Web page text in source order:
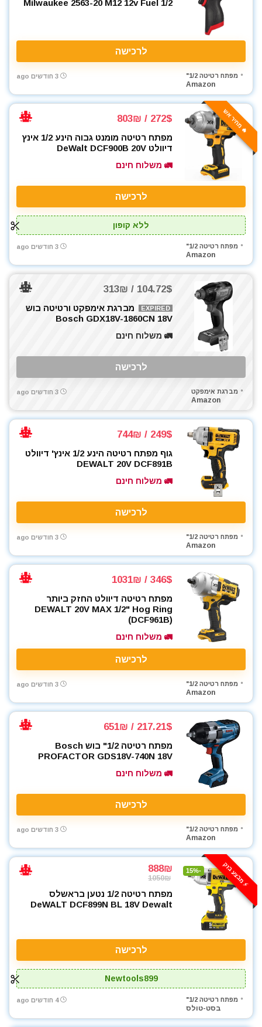
Milwaukee 2563-20 M12 12v Fuel 1/2
לרכישה
מפתח רטיטה 1/2"
Amazon
3 חודשים ago
🔥 מחיר אש 272$ / 803₪
מפתח רטיטה מומנט גבוה הינע 1/2 אינץ
דיוולט DeWalt DCF900B 20V
🚛 משלוח חינם
לרכישה
ללא קופון
מפתח רטיטה 1/2"
Amazon
3 חודשים ago
104.72$ / 313₪
EXPIRED
מברגת אימפקט ורטיטה בוש
Bosch GDX18V-1860CN 18V
🚛 משלוח חינם
לרכישה
מברגת אימפקט
Amazon
3 חודשים ago
249$ / 744₪
גוף מפתח רטיטה הינע 1/2 אינץ' דיוולט
DEWALT 20V DCF891B
🚛 משלוח חינם
לרכישה
מפתח רטיטה 1/2"
Amazon
3 חודשים ago
346$ / 1031₪
מפתח רטיטה דיוולט החזק ביותר
DEWALT 20V MAX 1/2" Hog Ring
(DCF961B)
🚛 משלוח חינם
לרכישה
מפתח רטיטה 1/2"
Amazon
3 חודשים ago
217.21$ / 651₪
מפתח רטיטה 1/2" בוש Bosch
PROFACTOR GDS18V-740N 18V
🚛 משלוח חינם
לרכישה
מפתח רטיטה 1/2"
Amazon
3 חודשים ago
⚡️ מבצע בזק -15%
888₪
1050₪
מפתח רטיטה 1/2 נטען בראשלס
DeWALT DCF899N BL 18V Dewalt
לרכישה
Newtools899
מפתח רטיטה 1/2"
בסט-טולס
4 חודשים ago